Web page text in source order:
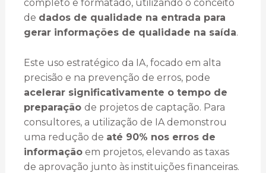
completo e formatado, utilizando o conceito
de dados de qualidade na entrada para
gerar informações de qualidade na saída.
Este uso estratégico da IA, focado em alta
precisão e na prevenção de erros, pode
acelerar significativamente o tempo de
preparação de projetos de captação. Para
consultores, a utilização de IA demonstrou
uma redução de até 90% nos erros de
informaçãoem projetos, elevando as taxas
de aprovação junto às instituições financeiras.